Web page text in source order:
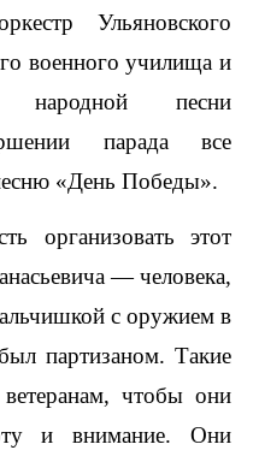
Ульяновского
военного училища и
народной песни
парада все
«День Победы».
организовать этот
— человека,
с оружием в
партизаном. Такие
чтобы они
и внимание. Они